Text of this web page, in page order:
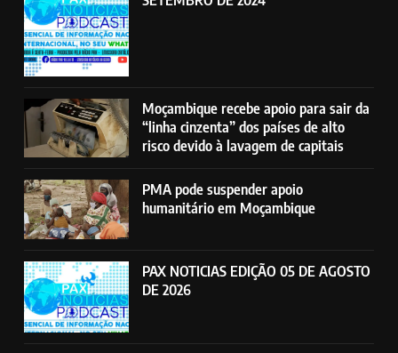
Moçambique recebe apoio para sair da
“linha cinzenta” dos países de alto
risco devido à lavagem de capitais
PMA pode suspender apoio
humanitário em Moçambique
PAX NOTICIAS EDIÇÃO 05 DE AGOSTO
DE 2026